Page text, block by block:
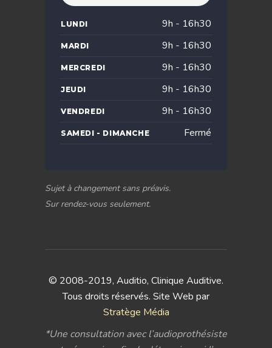
LUNDI 9h - 16h30
MARDI 9h - 16h30
MERCREDI 9h - 16h30
JEUDI 9h - 16h30
VENDREDI 9h - 16h30
SAMEDI - DIMANCHE Fermé
Sujet à changement sans préavis.
Sur rendez-vous seulement.
© 2008-2019, Auditio, Clinique Auditive.
Tous droits réservés. Site Web par
Stratège Média
*Une consultation avec l’audioprothésiste